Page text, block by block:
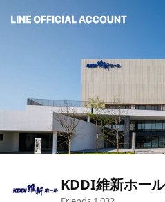
KDDI維新ホール